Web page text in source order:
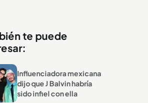
te puede
Influenciadora mexicana
dijo que J Balvin habría
sido infiel con ella